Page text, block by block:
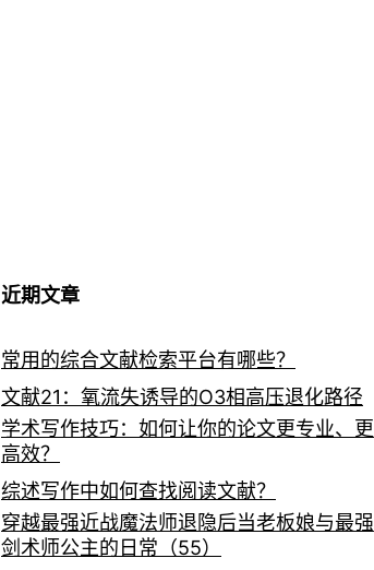
近期文章
常用的综合文献检索平台有哪些？
文献21：氧流失诱导的O3相高压退化路径
学术写作技巧：如何让你的论文更专业、更
高效？
综述写作中如何查找阅读文献？
穿越最强近战魔法师退隐后当老板娘与最强
剑术师公主的日常（55）